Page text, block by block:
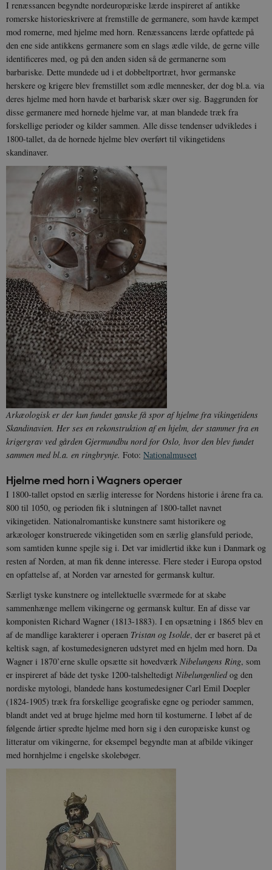
I renæssancen begyndte nordeuropæiske lærde inspireret af antikke
romerske historieskrivere at fremstille de germanere, som havde kæmpet
mod romerne, med hjelme med horn. Renæssancens lærde opfattede på
den ene side antikkens germanere som en slags ædle vilde, de gerne ville
identificeres med, og på den anden siden så de germanerne som
barbariske. Dette mundede ud i et dobbeltportræt, hvor germanske
herskere og krigere blev fremstillet som ædle mennesker, der dog bl.a. via
deres hjelme med horn havde et barbarisk skær over sig. Baggrunden for
disse germanere med hornede hjelme var, at man blandede træk fra
forskellige perioder og kilder sammen. Alle disse tendenser udvikledes i
1800-tallet, da de hornede hjelme blev overført til vikingetidens
skandinaver.
Arkæologisk er der kun fundet ganske få spor af hjelme fra vikingetidens
Skandinavien. Her ses en rekonstruktion af en hjelm, der stammer fra en
krigergrav ved gården Gjermundbu nord for Oslo, hvor den blev fundet
sammen med bl.a. en ringbrynje. Foto: Nationalmuseet
Hjelme med horn i Wagners operaer
I 1800-tallet opstod en særlig interesse for Nordens historie i årene fra ca.
800 til 1050, og perioden fik i slutningen af 1800-tallet navnet
vikingetiden. Nationalromantiske kunstnere samt historikere og
arkæologer konstruerede vikingetiden som en særlig glansfuld periode,
som samtiden kunne spejle sig i. Det var imidlertid ikke kun i Danmark og
resten af Norden, at man fik denne interesse. Flere steder i Europa opstod
en opfattelse af, at Norden var arnested for germansk kultur.
Særligt tyske kunstnere og intellektuelle sværmede for at skabe
sammenhænge mellem vikingerne og germansk kultur. En af disse var
komponisten Richard Wagner (1813-1883). I en opsætning i 1865 blev en
af de mandlige karakterer i operaen Tristan og Isolde, der er baseret på et
keltisk sagn, af kostumedesigneren udstyret med en hjelm med horn. Da
Wagner i 1870’erne skulle opsætte sit hovedværk Nibelungens Ring, som
er inspireret af både det tyske 1200-talsheltedigt Nibelungenliedog den
nordiske mytologi, blandede hans kostumedesigner Carl Emil Doepler
(1824-1905) træk fra forskellige geografiske egne og perioder sammen,
blandt andet ved at bruge hjelme med horn til kostumerne. I løbet af de
følgende årtier spredte hjelme med horn sig i den europæiske kunst og
litteratur om vikingerne, for eksempel begyndte man at afbilde vikinger
med hornhjelme i engelske skolebøger.